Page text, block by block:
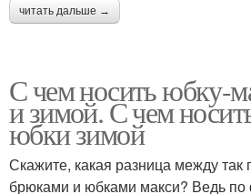
читать дальше →
С чем носить юбку-
и зимой. С чем
юбки зимой
Скажите, какая разница между
брюками и юбками макси? Ведь по